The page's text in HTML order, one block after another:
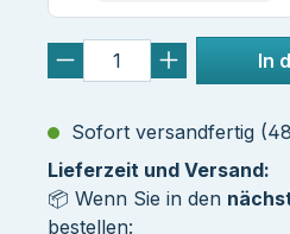
In
Sofort versandfertig
Lieferzeit und Versand:
📦 Wenn Sie in den
bestellen: